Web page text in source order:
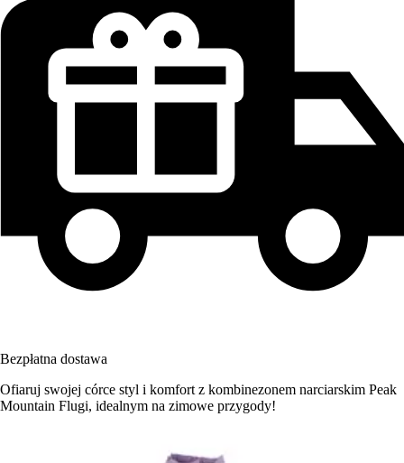
Bezpłatna dostawa
Ofiaruj swojej córce styl i komfort z kombinezonem narciarskim Peak
Mountain Flugi, idealnym na zimowe przygody!